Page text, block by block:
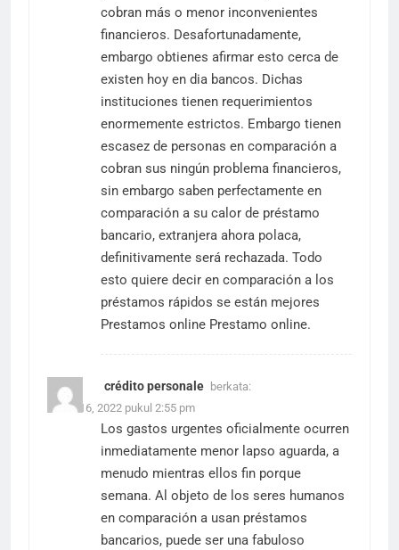
cobran más o menor inconvenientes
financieros. Desafortunadamente,
embargo obtienes afirmar esto cerca de
existen hoy en dia bancos. Dichas
instituciones tienen requerimientos
enormemente estrictos. Embargo tienen
escasez de personas en comparación a
cobran sus ningún problema financieros,
sin embargo saben perfectamente en
comparación a su calor de préstamo
bancario, extranjera ahora polaca,
definitivamente será rechazada. Todo
esto quiere decir en comparación a los
préstamos rápidos se están mejores
Prestamos online Prestamo online.
crédito personale berkata:
Maret 16, 2022 pukul 2:55 pm
Los gastos urgentes oficialmente ocurren
inmediatamente menor lapso aguarda, a
menudo mientras ellos fin porque
semana. Al objeto de los seres humanos
en comparación a usan préstamos
bancarios, puede ser una fabuloso